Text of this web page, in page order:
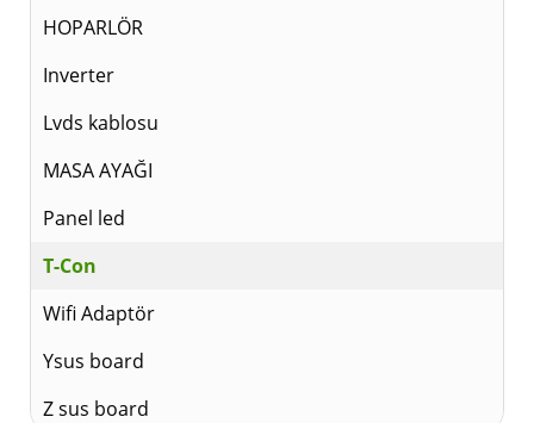
HOPARLÖR
Inverter
Lvds kablosu
MASA AYAĞI
Panel led
T-Con
Wifi Adaptör
Ysus board
Z sus board